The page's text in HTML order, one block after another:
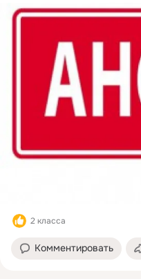
2 класса
Комментировать